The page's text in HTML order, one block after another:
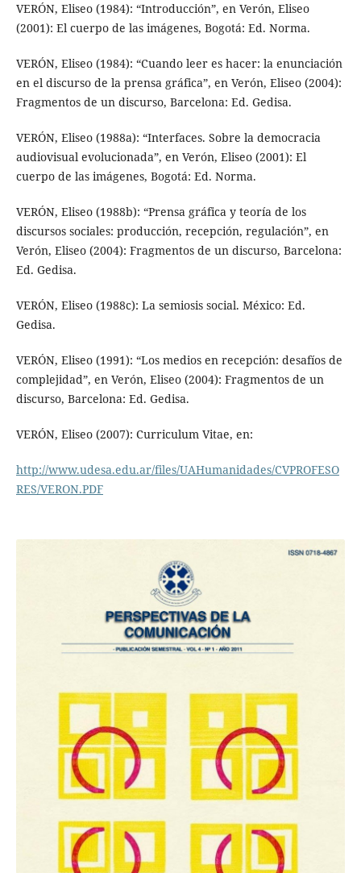
VERÓN, Eliseo (1984): “Introducción”, en Verón, Eliseo
(2001): El cuerpo de las imágenes, Bogotá: Ed. Norma.
VERÓN, Eliseo (1984): “Cuando leer es hacer: la enunciación
en el discurso de la prensa gráfica”, en Verón, Eliseo (2004):
Fragmentos de un discurso, Barcelona: Ed. Gedisa.
VERÓN, Eliseo (1988a): “Interfaces. Sobre la democracia
audiovisual evolucionada”, en Verón, Eliseo (2001): El
cuerpo de las imágenes, Bogotá: Ed. Norma.
VERÓN, Eliseo (1988b): “Prensa gráfica y teoría de los
discursos sociales: producción, recepción, regulación”, en
Verón, Eliseo (2004): Fragmentos de un discurso, Barcelona:
Ed. Gedisa.
VERÓN, Eliseo (1988c): La semiosis social. México: Ed.
Gedisa.
VERÓN, Eliseo (1991): “Los medios en recepción: desafíos de
complejidad”, en Verón, Eliseo (2004): Fragmentos de un
discurso, Barcelona: Ed. Gedisa.
VERÓN, Eliseo (2007): Curriculum Vitae, en:
http://www.udesa.edu.ar/files/UAHumanidades/CVPROFESO
RES/VERON.PDF